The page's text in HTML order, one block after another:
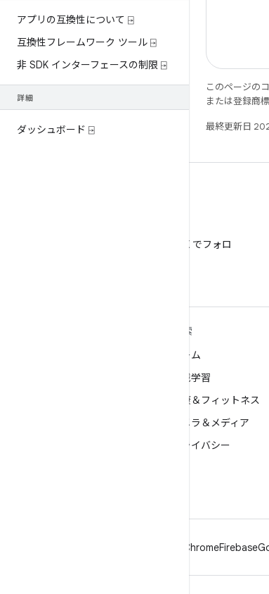
アプリの互換性について ⍈
互換性フレームワーク ツール ⍈
非 SDK インターフェースの制限 ⍈
詳細
ダッシュボード ⍈
このページの
または登録商標
最終更新日
@AndroidDev を X でフォロ
探索
ゲーム
機械学習
健康＆フィットネス
カメラ＆メディア
プライバシー
ChromeFirebase